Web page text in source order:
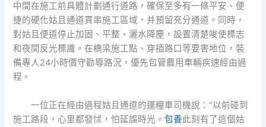
中間在施工前具體計劃通行道路，確保至多有一條平安、便
捷的硬化姑且通道貫串施工區域，并預留充分通道。同時，
對姑且便道停止加固、平整、灑水降塵，設置清楚唆使標志
和夜間反光標識。在橋梁施工點、穿插路口等要害地位，裝
備專人24小時價守勸導路況，優先包管農用車輛疾速經由過
程。
一位正在經由過程姑且通道的運糧車司機說：“以前碰到
施工路段，心里都發怵，怕延誤時光。包養此刻有了這個姑